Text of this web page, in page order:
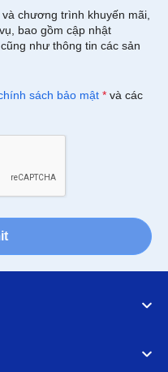
chương trình khuyến mãi,
bao gồm cập nhật
như thông tin các sản
sách bảo mật * và các